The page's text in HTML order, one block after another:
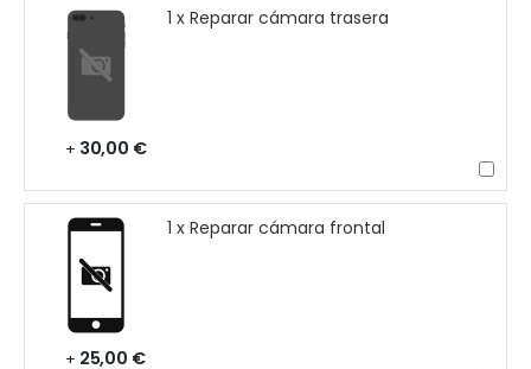
1 x Reparar cámara trasera
+ 30,00 €
1 x Reparar cámara frontal
+ 25,00 €